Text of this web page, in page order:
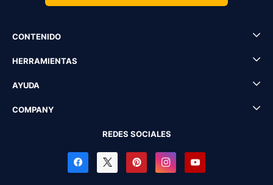
CONTENIDO
HERRAMIENTAS
AYUDA
COMPANY
REDES SOCIALES